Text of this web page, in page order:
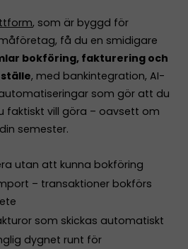
, som är byggd för
få du en smidigare
bokföring, fakturering och
, med bankintegration, AI-
som gör att du
faktiskt vill göra – oavsett om
semester.
utan att kunna bokföring
– transaktioner bokförs
som skickas automatiskt
dygnet runt för